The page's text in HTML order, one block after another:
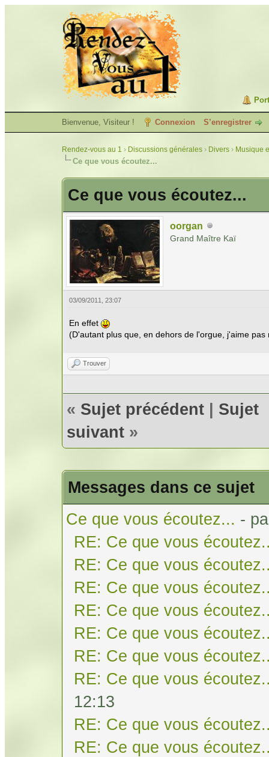
Bienvenue, Visiteur ! Connexion S’enregistrer
Rendez-vous au 1 › Discussions générales › Divers › Musique
Ce que vous écoutez...
Ce que vous écoutez...
oorgan
Grand Maître Kaï
03/09/2011, 23:07
En effet
(D'autant plus que, en dehors de l'orgue, j'aime pas
Trouver
« Sujet précédent | Sujet
suivant »
Messages dans ce sujet
Ce que vous écoutez... -
RE: Ce que vous
RE: Ce que vous
RE: Ce que vous
RE: Ce que vous
RE: Ce que vous
RE: Ce que vous
RE: Ce que vous
12:13
RE: Ce que vous
RE: Ce que vous